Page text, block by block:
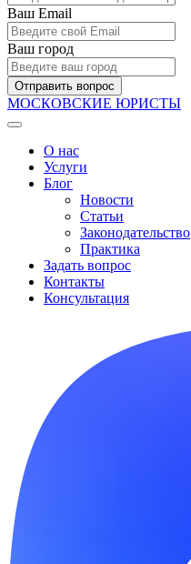
Ваш Email
Ваш город
Отправить вопрос
МОСКОВСКИЕ ЮРИСТЫ
О нас
Услуги
Блог
Новости
Статьи
Законодательство
Практика
Задать вопрос
Контакты
Консультация